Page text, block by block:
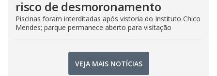
risco de desmoronamento
Piscinas foram interditadas após vistoria do Instituto Chico
Mendes; parque permanece aberto para visitação
VEJA MAIS NOTÍCIAS